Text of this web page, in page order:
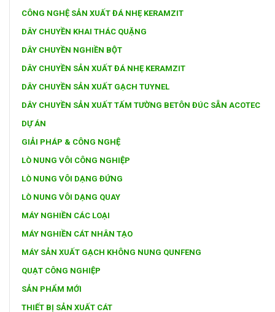
CÔNG NGHỆ SẢN XUẤT ĐÁ NHẸ KERAMZIT
DÂY CHUYỀN KHAI THÁC QUẶNG
DÂY CHUYỀN NGHIỀN BỘT
DÂY CHUYỀN SẢN XUẤT ĐÁ NHẸ KERAMZIT
DÂY CHUYỀN SẢN XUẤT GẠCH TUYNEL
DÂY CHUYỀN SẢN XUẤT TẤM TƯỜNG BETÔN ĐÚC SẴN ACOTEC
DỰ ÁN
GIẢI PHÁP & CÔNG NGHỆ
LÒ NUNG VÔI CÔNG NGHIỆP
LÒ NUNG VÔI DẠNG ĐỨNG
LÒ NUNG VÔI DẠNG QUAY
MÁY NGHIỀN CÁC LOẠI
MÁY NGHIỀN CÁT NHÂN TẠO
MÁY SẢN XUẤT GẠCH KHÔNG NUNG QUNFENG
QUẠT CÔNG NGHIỆP
SẢN PHẨM MỚI
THIẾT BỊ SẢN XUẤT CÁT